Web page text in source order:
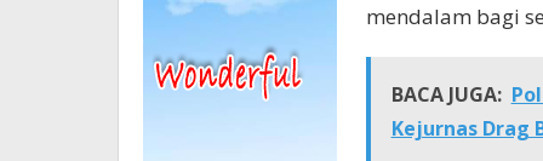
mendalam bagi
BACA JUGA:
Kejurnas Drag